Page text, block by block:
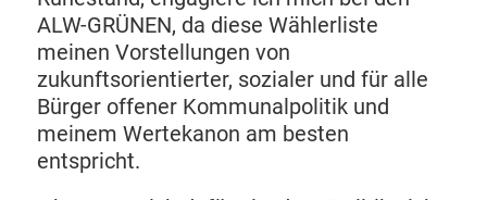
ALW-GRÜNEN, da diese Wählerliste
meinen Vorstellungen von
zukunftsorientierter, sozialer und für alle
Bürger offener Kommunalpolitik und
meinem Wertekanon am besten
entspricht.